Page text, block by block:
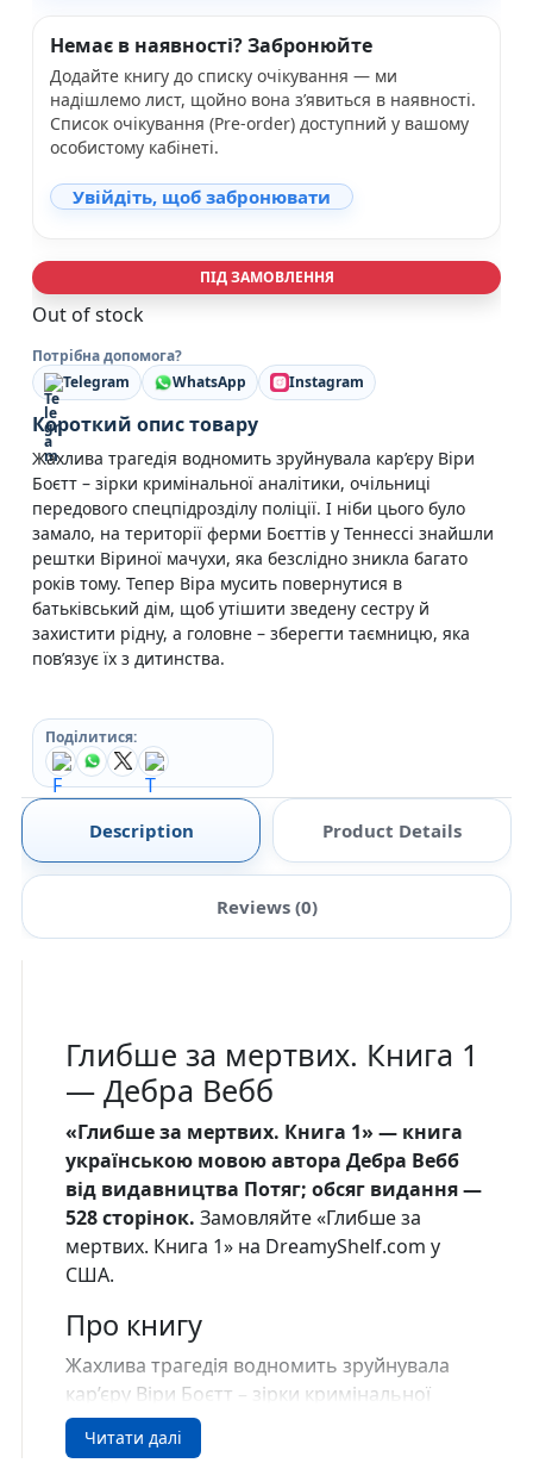
Немає в наявності? Забронюйте
Додайте книгу до списку очікування — ми
надішлемо лист, щойно вона з’явиться в наявності.
Список очікування (Pre-order) доступний у вашому
особистому кабінеті.
Увійдіть, щоб забронювати
ПІД ЗАМОВЛЕННЯ
Out of stock
Потрібна допомога?
Telegram
WhatsApp Instagram
Короткий опис товару
Жахлива трагедія водномить зруйнувала кар’єру Віри
Боєтт – зірки кримінальної аналітики, очільниці
передового спецпідрозділу поліції. І ніби цього було
замало, на території ферми Боєттів у Теннессі знайшли
рештки Віриної мачухи, яка безслідно зникла багато
років тому. Тепер Віра мусить повернутися в
батьківський дім, щоб утішити зведену сестру й
захистити рідну, а головне – зберегти таємницю, яка
пов’язує їх з дитинства.
Поділитися:
Description Product Details
Reviews (0)
Глибше за мертвих. Книга 1
— Дебра Вебб
«Глибше за мертвих. Книга 1» — книга
українською мовою автора Дебра Вебб
від видавництва Потяг; обсяг видання —
528 сторінок. Замовляйте «Глибше за
мертвих. Книга 1» на DreamyShelf.com у
США.
Про книгу
Жахлива трагедія водномить зруйнувала
кар’єру Віри Боєтт – зірки кримінальної
аналітики, очільниці передового
спецпідрозділу поліції. І ніби цього було
Читати далі